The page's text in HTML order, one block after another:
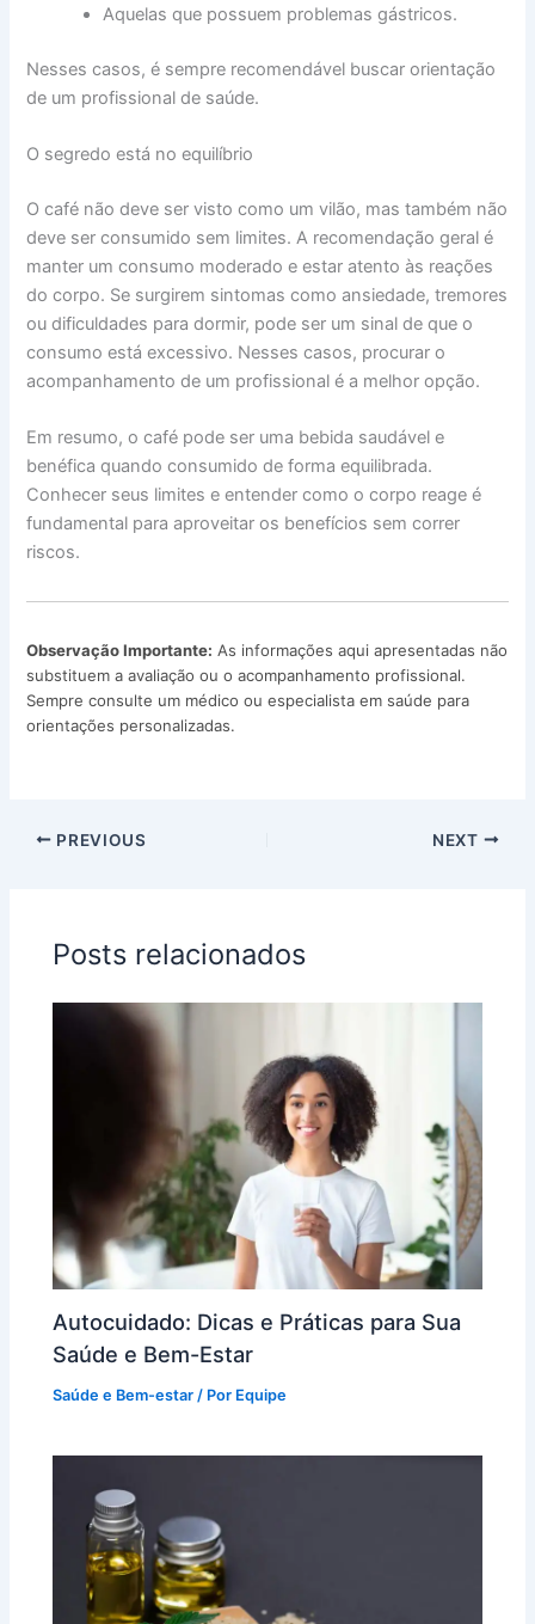
Aquelas que possuem problemas gástricos.
Nesses casos, é sempre recomendável buscar orientação
de um profissional de saúde.
O segredo está no equilíbrio
O café não deve ser visto como um vilão, mas também não
deve ser consumido sem limites. A recomendação geral é
manter um consumo moderado e estar atento às reações
do corpo. Se surgirem sintomas como ansiedade, tremores
ou dificuldades para dormir, pode ser um sinal de que o
consumo está excessivo. Nesses casos, procurar o
acompanhamento de um profissional é a melhor opção.
Em resumo, o café pode ser uma bebida saudável e
benéfica quando consumido de forma equilibrada.
Conhecer seus limites e entender como o corpo reage é
fundamental para aproveitar os benefícios sem correr
riscos.
Observação Importante: As informações aqui apresentadas não
substituem a avaliação ou o acompanhamento profissional.
Sempre consulte um médico ou especialista em saúde para
orientações personalizadas.
PREVIOUS NEXT
Posts relacionados
Autocuidado: Dicas e Práticas para Sua
Saúde e Bem-Estar
Saúde e Bem-estar / Por Equipe